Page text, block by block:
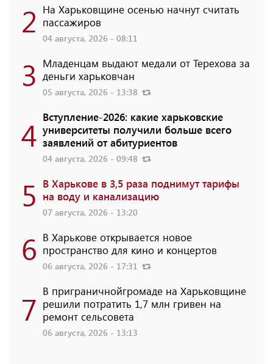
2 На Харьковщине осенью начнут считать
пассажиров
04 августа, 2026 - 08:11
3 Младенцам выдают медали от Терехова за
деньги харьковчан
05 августа, 2026 - 13:38
4 Вступление-2026: какие харьковские
университеты получили больше всего
заявлений от абитуриентов
04 августа, 2026 - 09:48
5 В Харькове в 3,5 раза поднимут тарифы
на воду и канализацию
07 августа, 2026 - 13:20
6 В Харькове открывается новое
пространство для кино и концертов
06 августа, 2026 - 17:31
7 В приграничнойгромаде на Харьковщине
решили потратить 1,7 млн ​​гривен на
ремонт сельсовета
06 августа, 2026 - 13:13